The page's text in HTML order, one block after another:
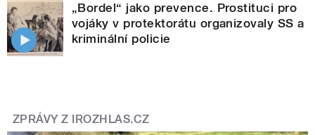
„Bordel“ jako prevence. Prostituci pro
vojáky v protektorátu organizovaly SS a
kriminální policie
ZPRÁVY Z IROZHLAS.CZ